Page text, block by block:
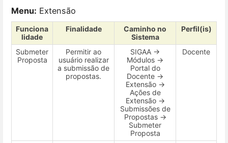
Menu: Extensão
Funciona
lidade
Finalidade
Caminho no
Sistema
Perfil(is)
Submeter
Proposta
Permitir ao
usuário realizar
a submissão de
propostas.
SIGAA →
Módulos →
Portal do
Docente →
Extensão →
Ações de
Extensão →
Submissões de
Propostas →
Submeter
Proposta
Docente